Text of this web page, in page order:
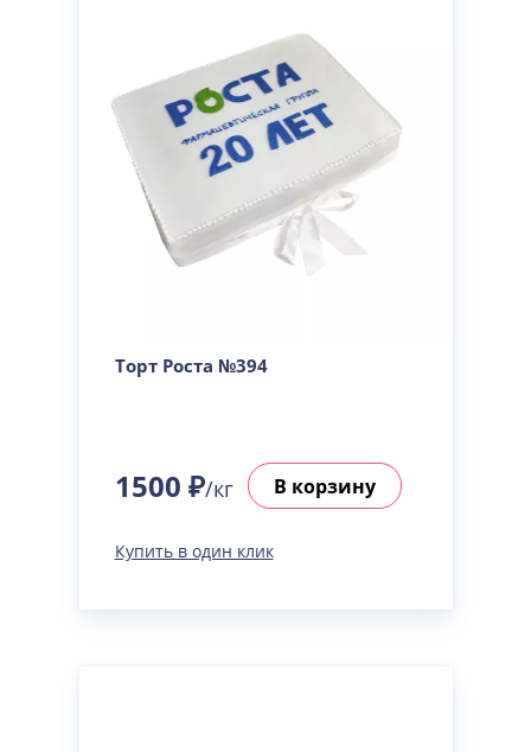
Торт Роста №394
1500 ₽/кг В корзину
Купить в один клик